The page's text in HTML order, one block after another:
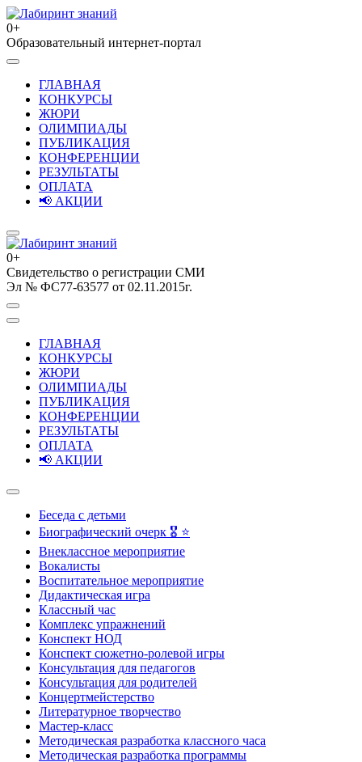
Перейти
к
содержимому
(нажмите
Лабиринт знаний
0+
Образовательный интернет-портал
ГЛАВНАЯ
КОНКУРСЫ
ЖЮРИ
ОЛИМПИАДЫ
ПУБЛИКАЦИЯ
КОНФЕРЕНЦИИ
РЕЗУЛЬТАТЫ
ОПЛАТА
📢 АКЦИИ
Лабиринт знаний
0+
Свидетельство о регистрации СМИ
Эл № ФС77-63577 от 02.11.2015г.
ГЛАВНАЯ
КОНКУРСЫ
ЖЮРИ
ОЛИМПИАДЫ
ПУБЛИКАЦИЯ
КОНФЕРЕНЦИИ
РЕЗУЛЬТАТЫ
ОПЛАТА
📢 АКЦИИ
Беседа с детьми
Биографический очерк 🎖️ ⭐
Внеклассное мероприятие
Вокалисты
Воспитательное мероприятие
Дидактическая игра
Классный час
Комплекс упражнений
Конспект НОД
Конспект сюжетно-ролевой игры
Консультация для педагогов
Консультация для родителей
Концертмейстерство
Литературное творчество
Мастер-класс
Методическая разработка классного часа
Методическая разработка программы